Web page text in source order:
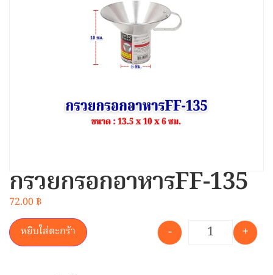
กรวยกรอกอาหารFF-135
72.00฿
- +
หยิบใส่ตะกร้า